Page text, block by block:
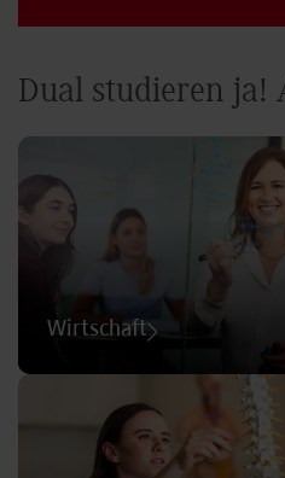
Dual studieren ja!
Wirtschaft